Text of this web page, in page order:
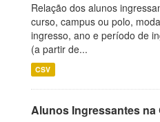
Relação dos alunos
curso, campus ou polo,
ingresso, ano e período de
(a partir de...
CSV
Alunos Ingressantes na